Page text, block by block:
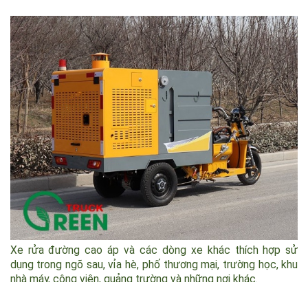
xe rửa đường cao áp nước nóng, xe rửa đường cao áp chạy
điện và xe lai dầu-điện.